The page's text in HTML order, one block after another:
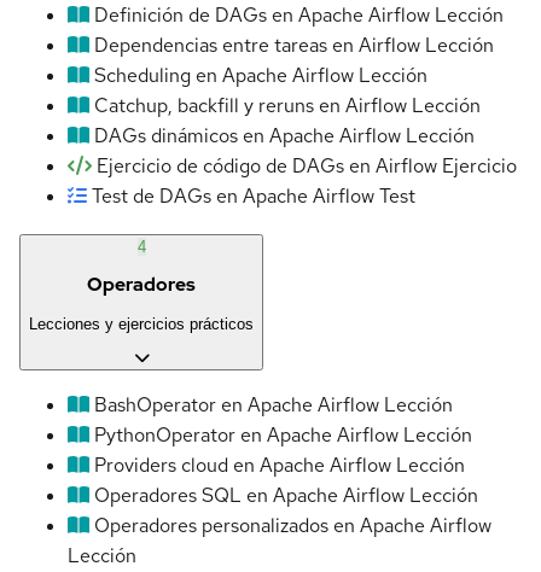
Definición de DAGs en Apache Airflow Lección
Dependencias entre tareas en Airflow Lección
Scheduling en Apache Airflow Lección
Catchup, backfill y reruns en Airflow Lección
DAGs dinámicos en Apache Airflow Lección
Ejercicio de código de DAGs en Airflow Ejercicio
Test de DAGs en Apache AirflowTest
4
Operadores
Lecciones y ejercicios prácticos
BashOperator en Apache Airflow Lección
PythonOperator en Apache Airflow Lección
Providers cloud en Apache Airflow Lección
Operadores SQL en Apache Airflow Lección
Operadores personalizados en Apache Airflow
Lección